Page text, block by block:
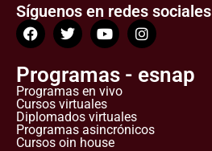
Síguenos en redes sociales
Programas - esnap
Programas en vivo
Cursos virtuales
Diplomados virtuales
Programas asincrónicos
Cursos oin house